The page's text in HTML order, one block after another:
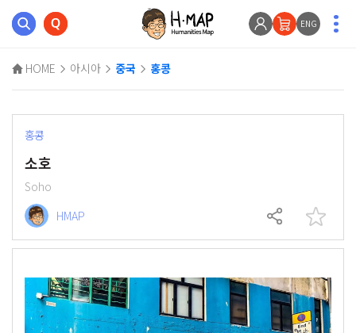
ENG
HOME 아시아 중국 홍콩
홍콩
소호
Soho
HMAP